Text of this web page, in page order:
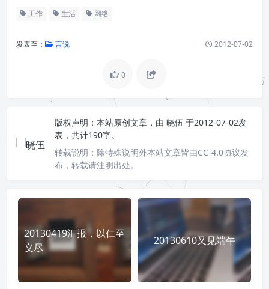
工作 生活 网络
发表至： 言说 2012-07-02
0
版权声明： 本站原创文章，由 晓伍 于2012-07-02发
表，共计190字。
转载说明： 除特殊说明外本站文章皆由CC-4.0协议发
布，转载请注明出处。
20130419汇报，以仁至
义尽
20130610又见端午